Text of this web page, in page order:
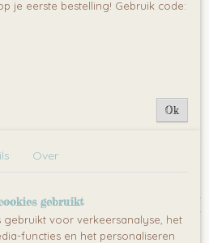
je eerste bestelling! Gebruik code:
Ok
Over
gebruikt
voor verkeersanalyse, het
functies en het personaliseren